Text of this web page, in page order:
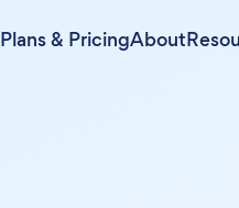
Plans & PricingAbout